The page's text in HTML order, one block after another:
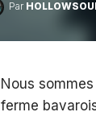
Par
Nous
ferme